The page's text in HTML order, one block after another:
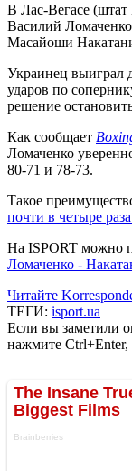
В Лас-Вегасе
Василий
Масайоши
Украинец выиграл
ударов по
решение
Как сообщает
Ломаченко
80-71 и 78-73.
Такое
почти в четыре
На ISPORT можно
Ломаченко -
Читайте
ТЕГИ: isport.ua
Если вы заметили
нажмите Ctrl+Enter,